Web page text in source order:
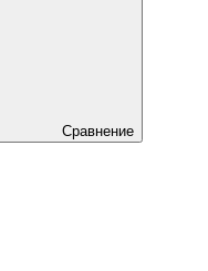
Сравнение